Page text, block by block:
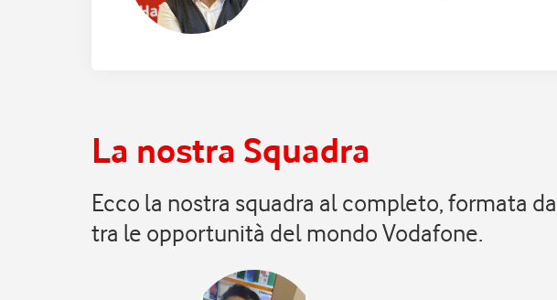
La nostra Squadra
Ecco la nostra squadra al completo, formata
tra le opportunità del mondo Vodafone.